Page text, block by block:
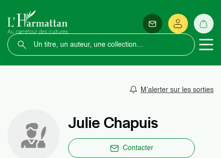
M’alerter sur les sorties
Julie Chapuis
Contacter